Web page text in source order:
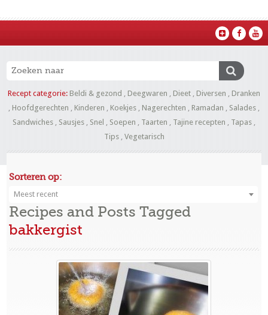
Recept categorie: Beldi & gezond , Deegwaren , Dieet , Diversen , Dranken
, Hoofdgerechten , Kinderen , Koekjes , Nagerechten , Ramadan , Salades ,
Sandwiches , Sausjes , Snel , Soepen , Taarten , Tajine recepten , Tapas ,
Tips, Vegetarisch
Sorteren op:
Meest recent
Recipes and Posts Tagged
bakkergist